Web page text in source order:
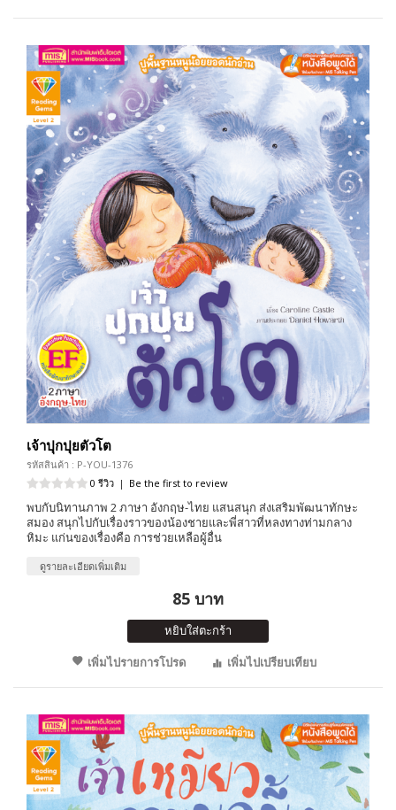
เจ้าปุกปุยตัวโต
รหัสสินค้า : P-YOU-1376
0 รีวิว | Be the first to review
พบกับนิทานภาพ 2 ภาษา อังกฤษ-ไทย แสนสนุก ส่งเสริมพัฒนาทักษะ
สมอง สนุกไปกับเรื่องราวของน้องชายและพี่สาวที่หลงทางท่ามกลาง
หิมะ แก่นของเรื่องคือ การช่วยเหลือผู้อื่น
ดูรายละเอียดเพิ่มเติม
85 บาท
หยิบใส่ตะกร้า
เพิ่มไปรายการโปรด
เพิ่มไปเปรียบเทียบ